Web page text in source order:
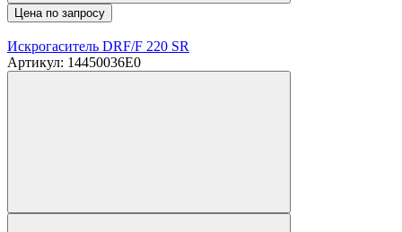
Цена по запросу
Искрогаситель DRF/F 220 SR
Артикул: 14450036E0